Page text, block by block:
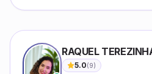
RAQUEL
5.0(9)